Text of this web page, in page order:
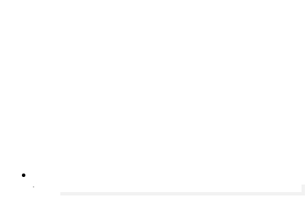
-20%